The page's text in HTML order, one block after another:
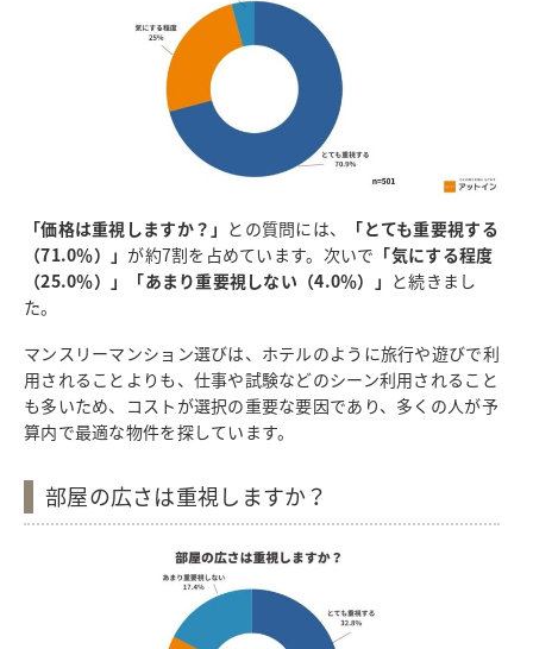
「価格は重視しますか？」 との質問には、
「とても重要視する
（71.0％）」 が約7割を占めています。次いで 「気にする程度
（25.0％）」「あまり重要視しない（4.0％）」 と続きまし
た。
マンスリーマンション選びは、ホテルのように旅行や遊びで利
用されることよりも、仕事や試験などのシーン利用されること
も多いため、 コストが選択の重要な要因であり、多くの人が予
算内で最適な物件を探しています。
部屋の広さは重視しますか？